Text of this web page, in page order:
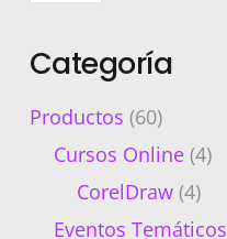
Categoría
Productos (60)
Cursos Online (4)
CorelDraw (4)
Eventos Temáticos